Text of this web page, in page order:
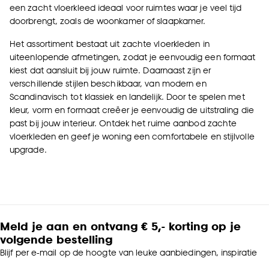
een zacht vloerkleed ideaal voor ruimtes waar je veel tijd
doorbrengt, zoals de woonkamer of slaapkamer.
Het assortiment bestaat uit zachte vloerkleden in
uiteenlopende afmetingen, zodat je eenvoudig een formaat
kiest dat aansluit bij jouw ruimte. Daarnaast zijn er
verschillende stijlen beschikbaar, van modern en
Scandinavisch tot klassiek en landelijk. Door te spelen met
kleur, vorm en formaat creëer je eenvoudig de uitstraling die
past bij jouw interieur. Ontdek het ruime aanbod zachte
vloerkleden en geef je woning een comfortabele en stijlvolle
upgrade.
Meld je aan en ontvang € 5,- korting op je
volgende bestelling
Blijf per e-mail op de hoogte van leuke aanbiedingen, inspiratie